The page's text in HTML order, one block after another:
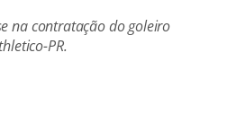
na contratação do goleiro
PR.